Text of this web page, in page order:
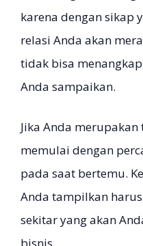
karena dengan sikap
relasi Anda akan
tidak bisa
Anda sampaikan.
Jika Anda
memulai dengan
pada saat bertemu.
Anda tampilkan
sekitar yang akan